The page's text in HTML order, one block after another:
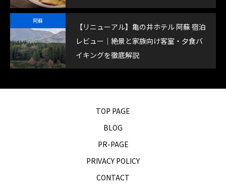
阿蘇
【リニューアル】亀の井ホテル 阿蘇 宿泊
レビュー｜絶景と家族向け客室・夕食バ
イキングを徹底解説
TOP PAGE
BLOG
PR-PAGE
PRIVACY POLICY
CONTACT